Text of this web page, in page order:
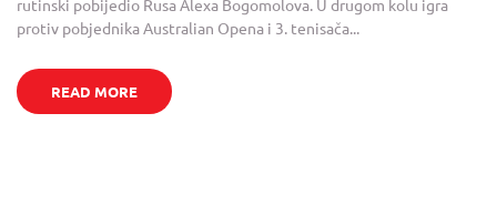
rutinski pobijedio Rusa Alexa Bogomolova. U drugom kolu igra
protiv pobjednika Australian Opena i 3. tenisača...
READ MORE